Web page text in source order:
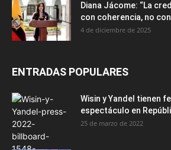
Diana Jácome: “La
con coherencia, no
4 de diciembre de 2025
ENTRADAS POPULARES
Wisin y Yandel tienen
espectáculo en
25 de marzo de 2022